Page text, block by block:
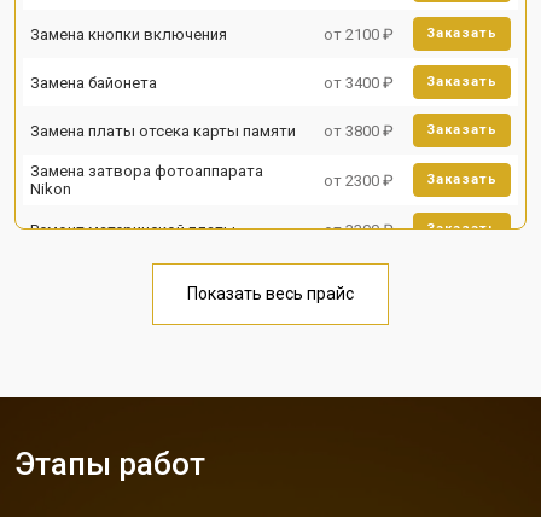
Замена кнопки включения от 2100 ₽ Заказать
Замена байонета от 3400 ₽ Заказать
Замена платы отсека карты памяти от 3800 ₽ Заказать
Замена затвора фотоаппарата
Nikon
от 2300 ₽ Заказать
Ремонт материнской платы от 3300 ₽ Заказать
Чистка матрицы фотоаппарата
Показать весь прайс
Этапы работ